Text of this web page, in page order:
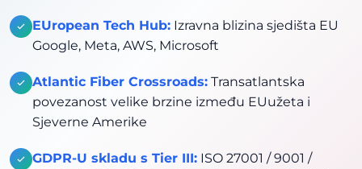
EUropean Tech Hub: Izravna blizina sjedišta EU
Google, Meta, AWS, Microsoft
Atlantic Fiber Crossroads: Transatlantska
povezanost velike brzine između EUužeta i
Sjeverne Amerike
GDPR-U skladu s Tier III: ISO 27001 / 9001 /